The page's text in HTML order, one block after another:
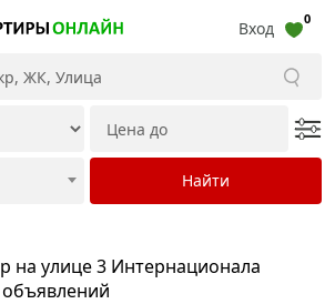
Вход 0
на улице 3 Интернационала